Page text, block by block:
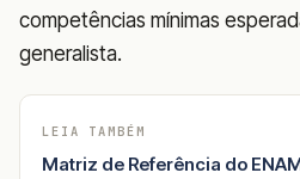
competências mínimas
generalista.
LEIA TAMBÉM
Matriz de Referência do